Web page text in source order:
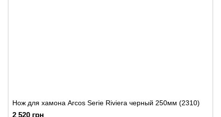
Нож для хамона Arcos Serie Riviera черный 250мм (2310)
2 520 грн